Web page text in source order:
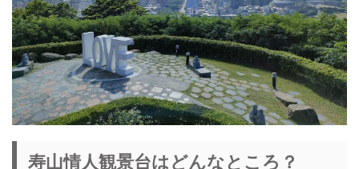
寿山情人観景台はどんなところ？